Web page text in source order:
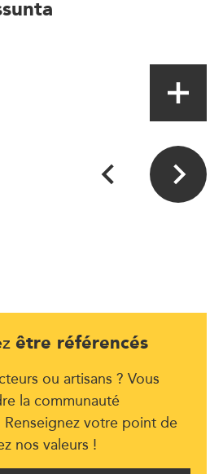
être référencés
ou artisans ? Vous
la communauté
Renseignez votre point de
nos valeurs !